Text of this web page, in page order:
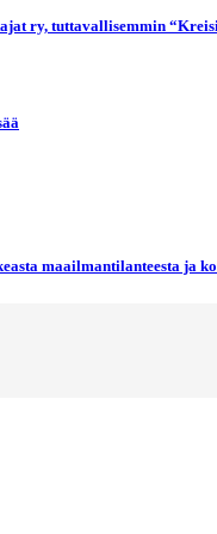
ry, tuttavallisemmin
maailmantilanteesta ja